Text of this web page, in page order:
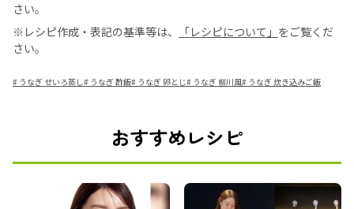
さい。
※レシピ作成・表記の基準等は、
「レシピについて」 をご覧くだ
さい。
# うなぎ せいろ蒸し# うなぎ 酢飯# うなぎ 卵とじ# うなぎ 柳川風# うなぎ 炊き込みご飯
おすすめレシピ